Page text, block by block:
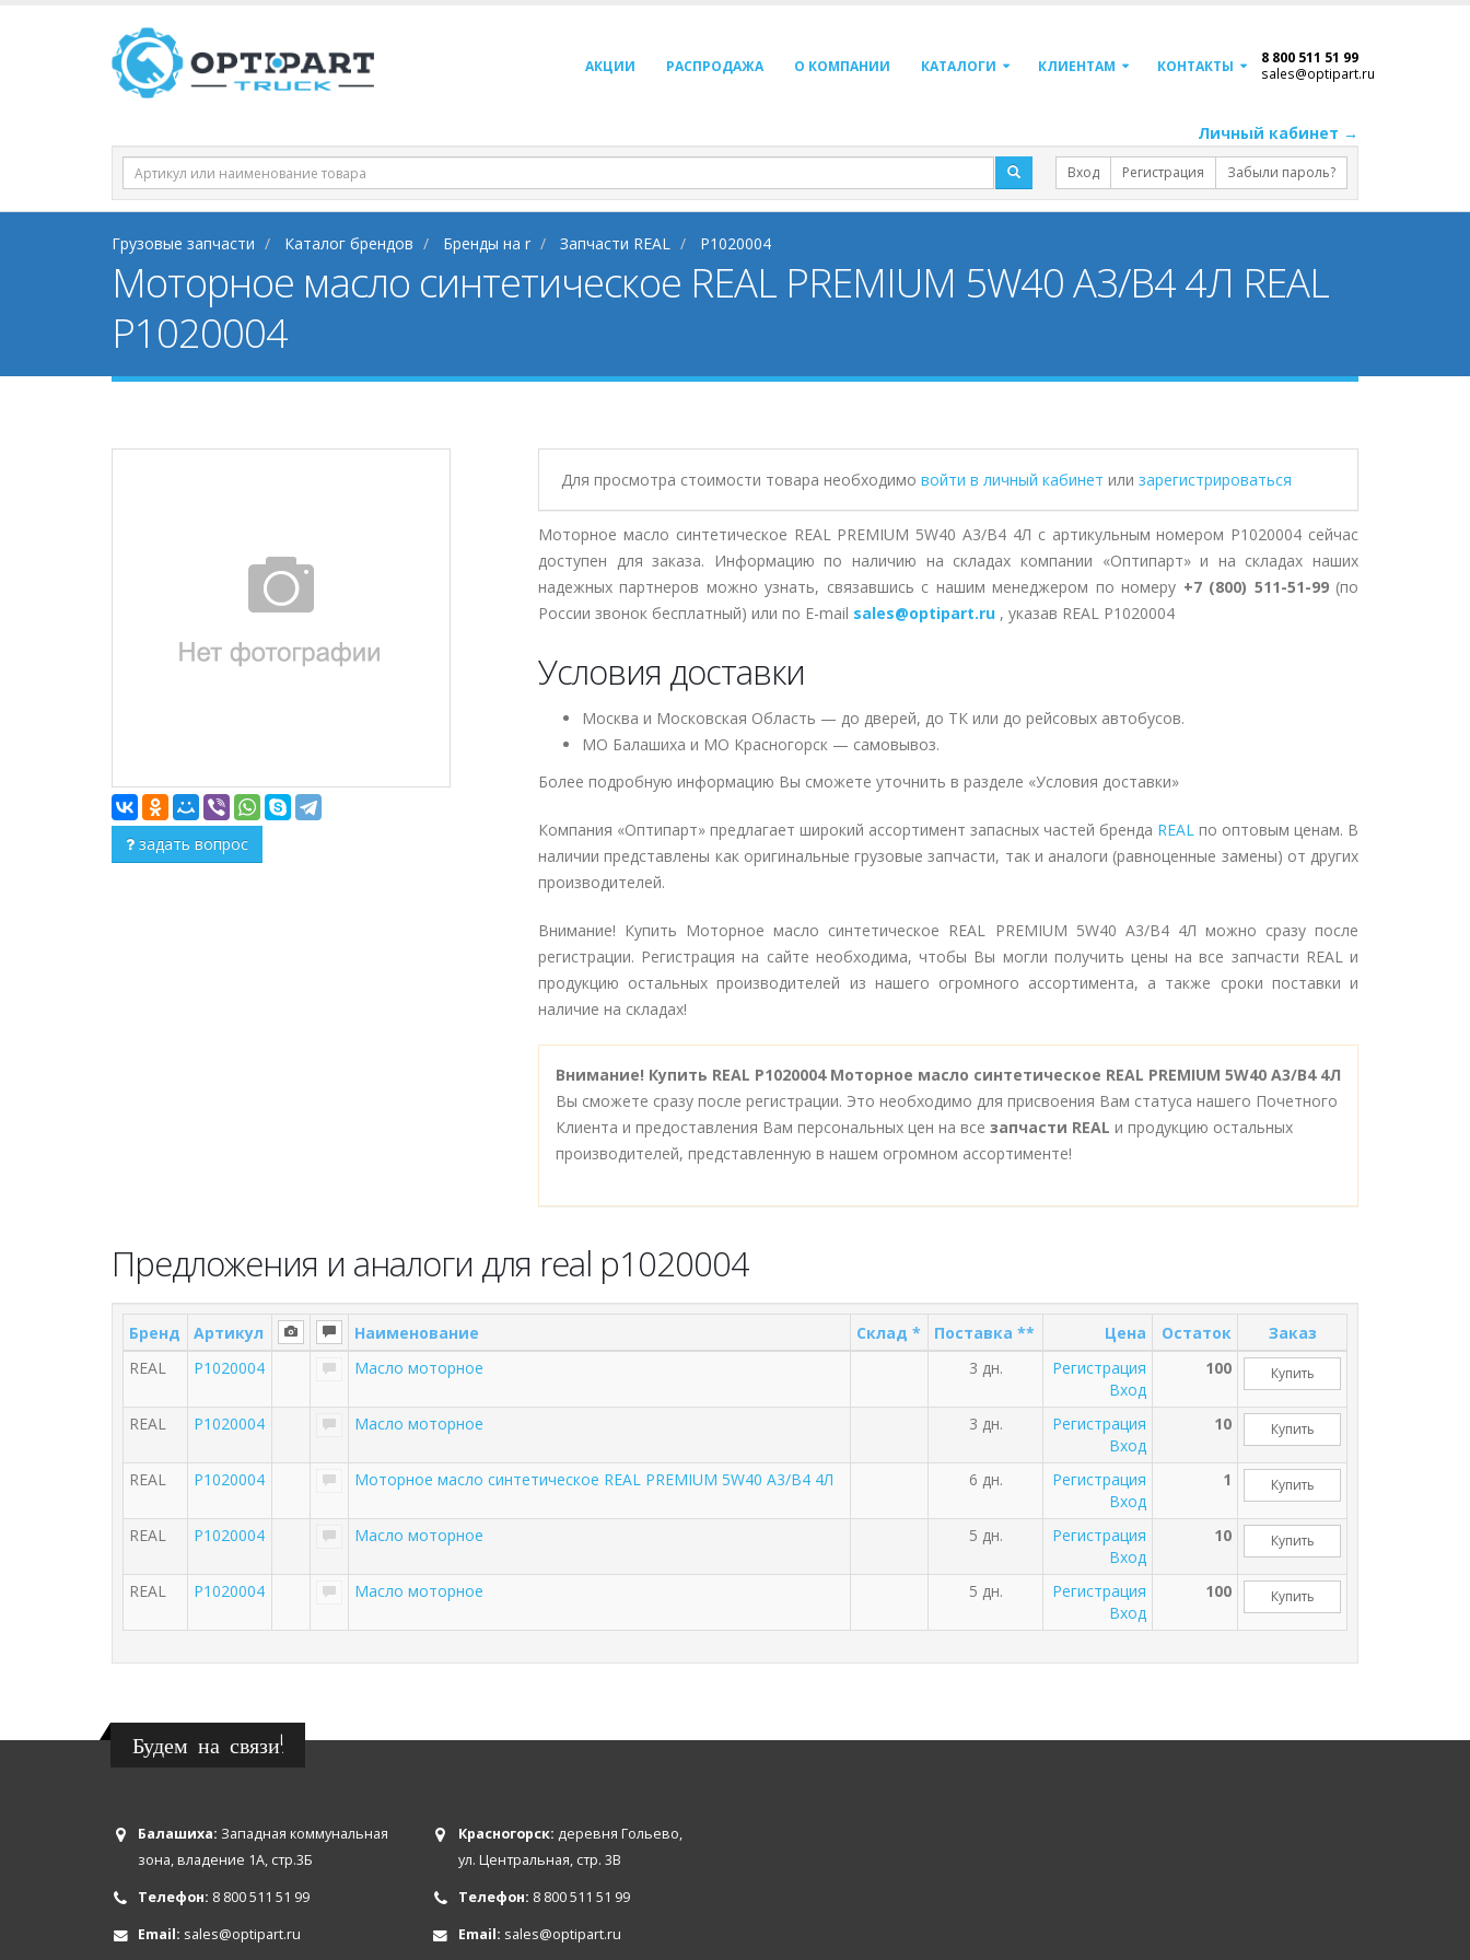
АКЦИИ РАСПРОДАЖА О КОМПАНИИ КАТАЛОГИ КЛИЕНТАМ КОНТАКТЫ 8 800 511 51 99
sales@optipart.ru
Личный кабинет →
Вход Регистрация Забыли пароль?
Грузовые запчасти Каталог брендов Бренды на r Запчасти REAL P1020004
Моторное масло синтетическое REAL PREMIUM 5W40 A3/B4 4Л REAL
P1020004
задать вопрос
Для просмотра стоимости товара необходимо войти в личный кабинет или зарегистрироваться
Моторное масло синтетическое REAL PREMIUM 5W40 A3/B4 4Л с артикульным номером P1020004 сейчас
доступен для заказа. Информацию по наличию на складах компании «Оптипарт» и на складах наших
надежных партнеров можно узнать, связавшись с нашим менеджером по номеру +7 (800) 511-51-99(по
России звонок бесплатный) или по E-mail sales@optipart.ru , указав REAL P1020004
Условия доставки
Москва и Московская Область — до дверей, до ТК или до рейсовых автобусов.
МО Балашиха и МО Красногорск — самовывоз.
Более подробную информацию Вы сможете уточнить в разделе «Условия доставки»
Компания «Оптипарт» предлагает широкий ассортимент запасных частей бренда REAL по оптовым ценам. В
наличии представлены как оригинальные грузовые запчасти, так и аналоги (равноценные замены) от других
производителей.
Внимание! Купить Моторное масло синтетическое REAL PREMIUM 5W40 A3/B4 4Л можно сразу после
регистрации. Регистрация на сайте необходима, чтобы Вы могли получить цены на все запчасти REAL и
продукцию остальных производителей из нашего огромного ассортимента, а также сроки поставки и
наличие на складах!
Внимание! Купить REAL P1020004 Моторное масло синтетическое REAL PREMIUM 5W40 A3/B4 4Л
Вы сможете сразу после регистрации. Это необходимо для присвоения Вам статуса нашего Почетного
Клиента и предоставления Вам персональных цен на все запчасти REAL и продукцию остальных
производителей, представленную в нашем огромном ассортименте!
Предложения и аналоги для real p1020004
Бренд Артикул Наименование Склад * Поставка ** Цена Остаток
Заказ
REAL
P1020004 Масло моторное 3 дн.
Регистрация
Вход
100 Купить
REAL P1020004 Масло моторное 3 дн.
Регистрация
Вход
10 Купить
REAL P1020004 Моторное масло синтетическое REAL PREMIUM 5W40 A3/B4 4Л 6 дн.
Регистрация
Вход
1 Купить
REAL P1020004 Масло моторное 5 дн.
Регистрация
Вход
10 Купить
REAL P1020004 Масло моторное 5 дн.
Регистрация
Вход
100 Купить
Будем на связи!
Балашиха: Западная коммунальная
зона, владение 1А, стр.3Б
Телефон: 8 800 511 51 99
Email: sales@optipart.ru
Красногорск: деревня Гольево,
ул. Центральная, стр. 3В
Телефон: 8 800 511 51 99
Email: sales@optipart.ru